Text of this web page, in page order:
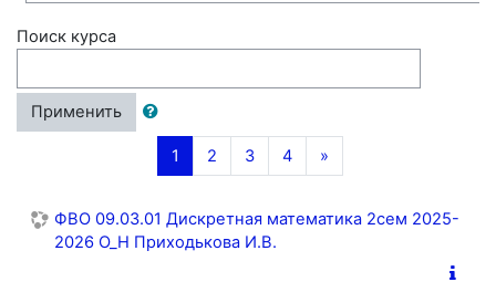
Поиск курса
Применить
1 (текущая)
2 3 4 »Далее
ФВО 09.03.01 Дискретная математика 2сем 2025-
2026 О_Н Приходькова И.В.